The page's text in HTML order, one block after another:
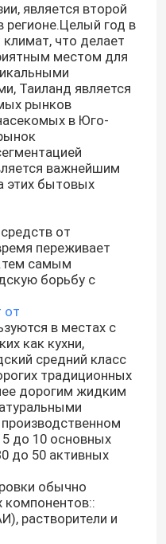
является второй
регионе.Целый год в
что делает
местом для
Таиланд является
рынков
в Юго-
важнейшим
этих бытовых
от
переживает
самым
борьбу с
от
в местах с
как кухни,
средний класс
традиционных
дорогим жидким
до 10 основных
до 50 активных
обычно
компонентов::
растворители и